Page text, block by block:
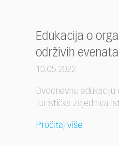
Edukacija o
održivih evenata
10.05.2022
Dvodnevnu edukaciju
Turistička zajednica
Pročitaj više